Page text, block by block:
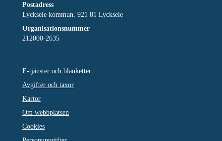
Postadress
Lycksele kommun, 921 81 Lycksele
Organisationsnummer
212000-2635
E-tjänster och blanketter
Avgifter och taxor
Kartor
Om webbplatsen
Cookies